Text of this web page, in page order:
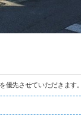
先させていただきます。